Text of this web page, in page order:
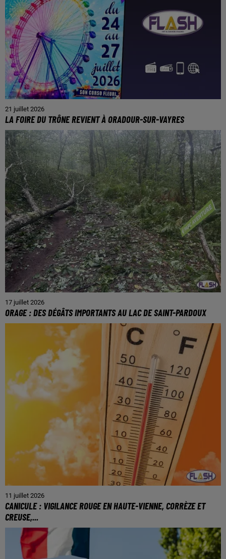
21 juillet 2026
LA FOIRE DU TRÔNE REVIENT À ORADOUR-SUR-VAYRES
17 juillet 2026
ORAGE : DES DÉGÂTS IMPORTANTS AU LAC DE SAINT-PARDOUX
11 juillet 2026
CANICULE : VIGILANCE ROUGE EN HAUTE-VIENNE, CORRÈZE ET
CREUSE,...